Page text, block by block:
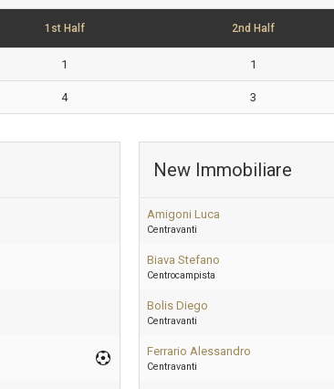
1st Half 2nd Half
1 1
4 3
New Immobiliare
Amigoni Luca
Centravanti
Biava Stefano
Centrocampista
Bolis Diego
Centravanti
Ferrario Alessandro
Centravanti